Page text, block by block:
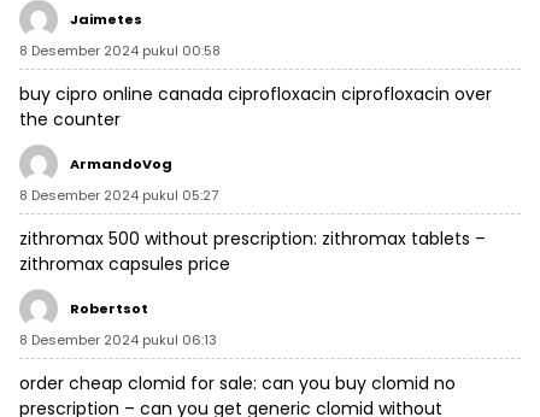
Jaimetes
8 Desember 2024 pukul 00:58
buy cipro online canada ciprofloxacin ciprofloxacin over
the counter
ArmandoVog
8 Desember 2024 pukul 05:27
zithromax 500 without prescription: zithromax tablets –
zithromax capsules price
Robertsot
8 Desember 2024 pukul 06:13
order cheap clomid for sale: can you buy clomid no
prescription – can you get generic clomid without